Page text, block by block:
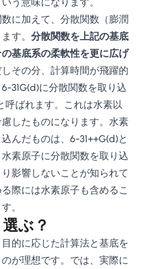
に加えて、分散関数（膨潤
す。 分散関数を上記の基底
基底系の柔軟性を更に広げ
その分、計算時間が飛躍的
31G(d)に分散関数を取り込
呼ばれます。これは水素以
したものになります。水素
んだものは、6-31++G(d)と
素原子に分散関数を取り込
影響しないことが知られて
際には水素原子も含めるこ
。
ぶ？
的に応じた計算法と基底を
が理想です。では、実際に